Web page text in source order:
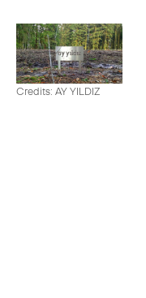
Credits: AY YILDIZ